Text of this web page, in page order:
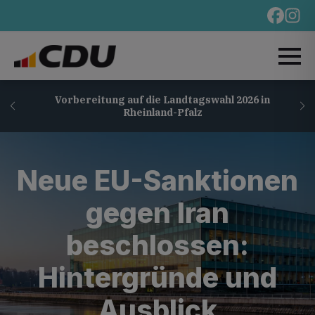
Vorbereitung auf die Landtagswahl 2026 in
Rheinland-Pfalz
Neue EU-Sanktionen
gegen Iran
beschlossen:
Hintergründe und